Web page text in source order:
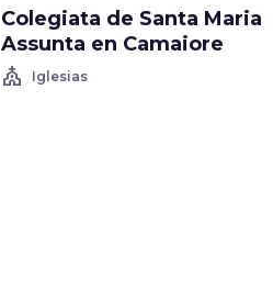
Colegiata de Santa Maria
Assunta en Camaiore
church Iglesias